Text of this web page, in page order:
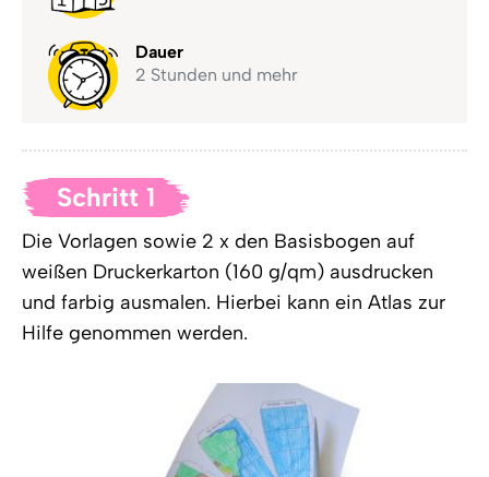
Dauer
2 Stunden und mehr
Schritt 1
Die Vorlagen sowie 2 x den Basisbogen auf
weißen Druckerkarton (160 g/qm) ausdrucken
und farbig ausmalen. Hierbei kann ein Atlas zur
Hilfe genommen werden.